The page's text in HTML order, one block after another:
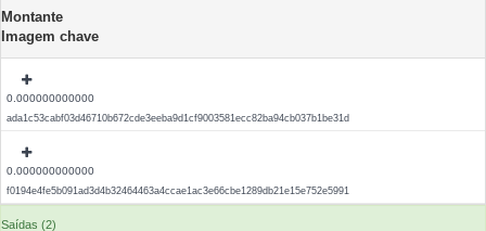
Montante
Imagem chave
0.000000000000
ada1c53cabf03d46710b672cde3eeba9d1cf9003581ecc82ba94cb037b1be31d
0.000000000000
f0194e4fe5b091ad3d4b32464463a4ccae1ac3e66cbe1289db21e15e752e5991
Saídas (2)